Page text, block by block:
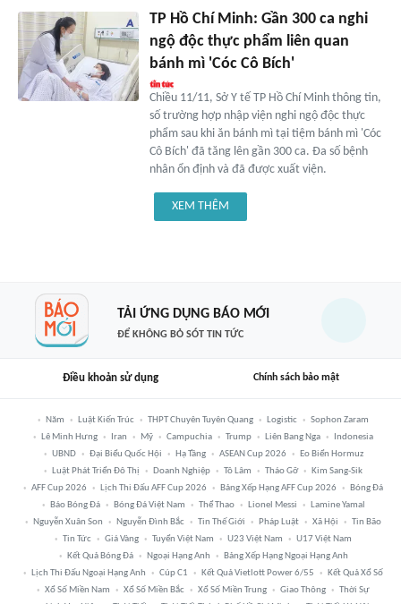
TP Hồ Chí Minh: Gần 300 ca nghi
ngộ độc thực phẩm liên quan
bánh mì 'Cóc Cô Bích'
Chiều 11/11, Sở Y tế TP Hồ Chí Minh thông tin,
số trường hợp nhập viện nghi ngộ độc thực
phẩm sau khi ăn bánh mì tại tiệm bánh mì 'Cóc
Cô Bích' đã tăng lên gần 300 ca. Đa số bệnh
nhân ổn định và đã được xuất viện.
XEM THÊM
TẢI ỨNG DỤNG BÁO MỚI
ĐỂ KHÔNG BỎ SÓT TIN TỨC
Điều khoản sử dụng Chính sách bảo mật
Năm Luật Kiến Trúc THPT Chuyên Tuyên Quang Logistic
Sophon Zaram
Lê Minh Hưng
Iran Mỹ Campuchia Trump Liên Bang Nga
Indonesia
UBND
Đại Biểu Quốc Hội Hạ Tầng ASEAN Cup 2026
Eo Biển Hormuz
Luật Phát Triển Đô Thị
Doanh Nghiệp Tô Lâm Tháo Gỡ
Kim Sang-Sik
AFF Cup 2026
Lịch Thi Đấu AFF Cup 2026 Bảng Xếp Hạng AFF Cup 2026
Bóng Đá
Báo Bóng Đá
Bóng Đá Việt Nam Thể Thao Lionel Messi
Lamine Yamal
Nguyễn Xuân Son
Nguyễn Đình Bắc Tin Thế Giới Pháp Luật Xã Hội
Tin Bão
Tin Tức
Giá Vàng Tuyển Việt Nam U23 Việt Nam
U17 Việt Nam
Kết Quả Bóng Đá
Ngoại Hạng Anh
Bảng Xếp Hạng Ngoại Hạng Anh
Lịch Thi Đấu Ngoại Hạng Anh
Cúp C1 Kết Quả Vietlott Power 6/55
Kết Quả Xổ Số
Xổ Số Miền Nam
Xổ Số Miền Bắc Xổ Số Miền Trung Giao Thông
Thời Sự